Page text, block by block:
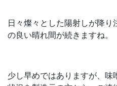
日々燦々とした陽射しが降り
の良い晴れ間が続きますね。
少し早めではありますが、味